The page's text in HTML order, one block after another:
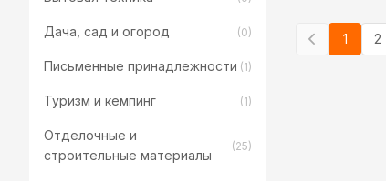
Дача, сад и огород (0)
Письменные принадлежности (1)
Туризм и кемпинг (1)
Отделочные и
строительные материалы
(25)
1 2